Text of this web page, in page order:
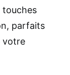
touches
parfaits
votre